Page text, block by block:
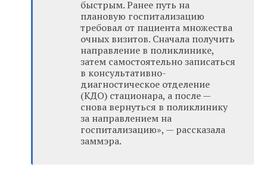
быстрым. Ранее путь на
плановую госпитализацию
требовал от пациента множества
очных визитов. Сначала получить
направление в поликлинике,
затем самостоятельно записаться
в консультативно-
диагностическое отделение
(КДО) стационара, а после —
снова вернуться в поликлинику
за направлением на
госпитализацию», — рассказала
заммэра.